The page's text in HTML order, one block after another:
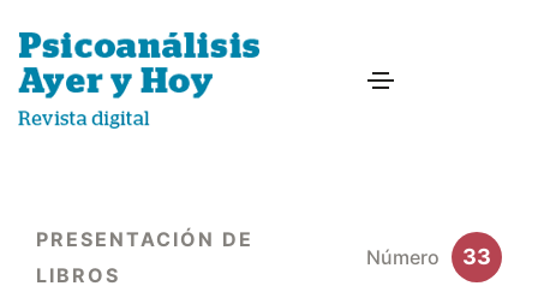
PRESENTACIÓN DE
LIBROS
Número 33